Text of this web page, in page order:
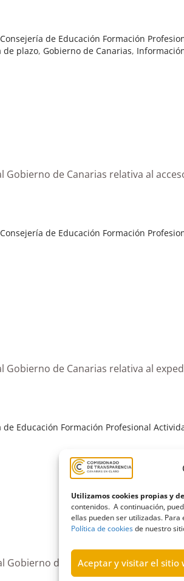
Utilizamos cookies propias y
contenidos. A continuación,
ellas pueden ser utilizadas.
Política de cookiesde nuestro
Aceptar y visitar el sitio
Consejería de Educación Formación
de plazo, Gobierno de Canarias,
Gobierno de Canarias relativa al
Consejería de Educación Formación
Gobierno de Canarias relativa al
de Educación Formación Profesional
Gobierno de Canarias relativa al